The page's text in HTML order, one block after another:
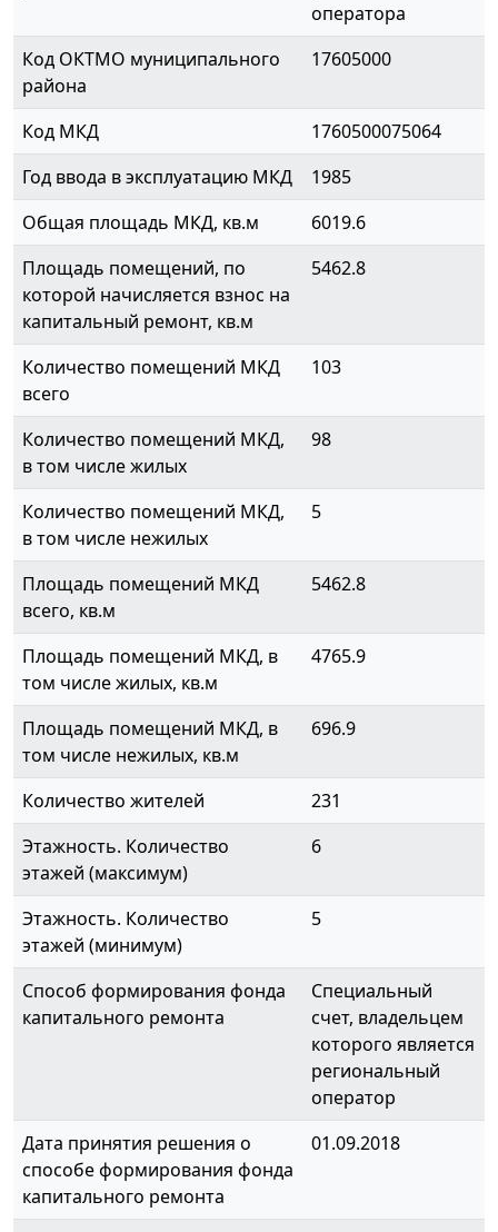
оператора
Код ОКТМО муниципального
района
17605000
Код МКД
1760500075064
Год ввода в эксплуатацию МКД
1985
Общая площадь МКД, кв.м
6019.6
Площадь помещений, по
которой начисляется взнос на
капитальный ремонт, кв.м
5462.8
Количество помещений МКД
всего
103
Количество помещений МКД,
в том числе жилых
98
Количество помещений МКД,
в том числе нежилых
5
Площадь помещений МКД
всего, кв.м
5462.8
Площадь помещений МКД, в
том числе жилых, кв.м
4765.9
Площадь помещений МКД, в
том числе нежилых, кв.м
696.9
Количество жителей
231
Этажность. Количество
этажей (максимум)
6
Этажность. Количество
этажей (минимум)
5
Способ формирования фонда
капитального ремонта
Специальный
счет, владельцем
которого является
региональный
оператор
Дата принятия решения о
способе формирования фонда
капитального ремонта
01.09.2018